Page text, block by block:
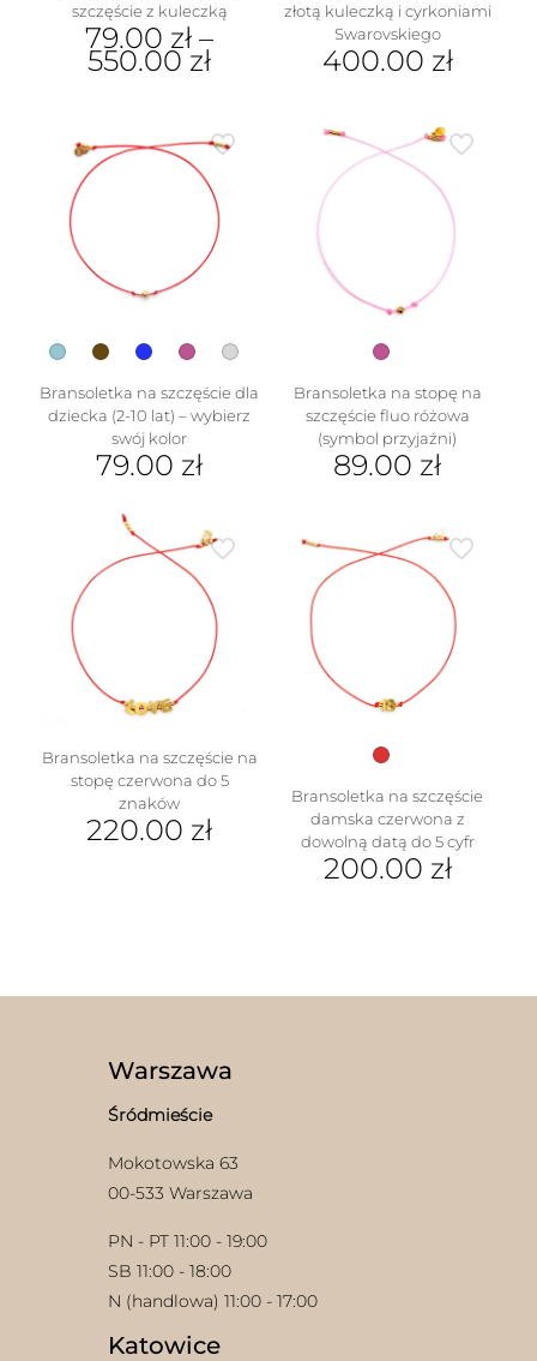
szczęście z kuleczką
79.00 zł –
550.00 zł
wiele
wariantów.
stronie
złotą kuleczką i cyrkoniami
Swarovskiego
400.00 zł
Bransoletka na szczęście dla
dziecka (2-10 lat) – wybierz
swój kolor
79.00 zł
ma
wiele
wariantów.
stronie
Bransoletka na stopę na
szczęście fluo różowa
(symbol przyjaźni)
89.00 zł
Bransoletka na szczęście na
stopę czerwona do 5
znaków
220.00 zł
Bransoletka na szczęście
damska czerwona z
dowolną datą do 5 cyfr
200.00 zł
Warszawa
Śródmieście
Mokotowska 63
00-533 Warszawa
PN - PT 11:00 - 19:00
SB 11:00 - 18:00
N (handlowa) 11:00 - 17:00
Katowice